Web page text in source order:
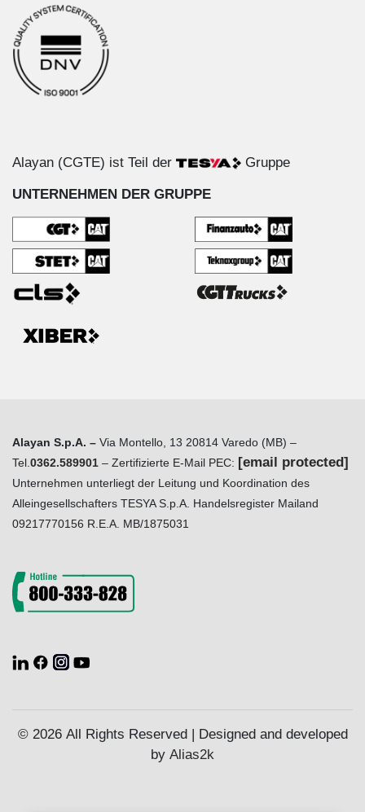
Alayan (CGTE) ist Teil der Gruppe
UNTERNEHMEN DER GRUPPE
Alayan S.p.A. – Via Montello, 13 20814 Varedo (MB) –
Tel. 0362.589901 – Zertifizierte E-Mail PEC: [email protected]
Unternehmen unterliegt der Leitung und Koordination des
Alleingesellschafters TESYA S.p.A. Handelsregister Mailand
09217770156 R.E.A. MB/1875031
© 2026 All Rights Reserved | Designed and developed
by Alias2k